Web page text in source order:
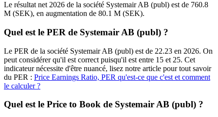
Le résultat net 2026 de la société Systemair AB (publ) est de 760.8
M (SEK), en augmentation de 80.1 M (SEK).
Quel est le PER de Systemair AB (publ) ?
Le PER de la société Systemair AB (publ) est de 22.23 en 2026. On
peut considérer qu'il est correct puisqu'il est entre 15 et 25. Cet
indicateur nécessite d'être nuancé, lisez notre article pour tout savoir
du PER : Price Earnings Ratio, PER qu'est-ce que c'est et comment
le calculer ?
Quel est le Price to Book de Systemair AB (publ) ?